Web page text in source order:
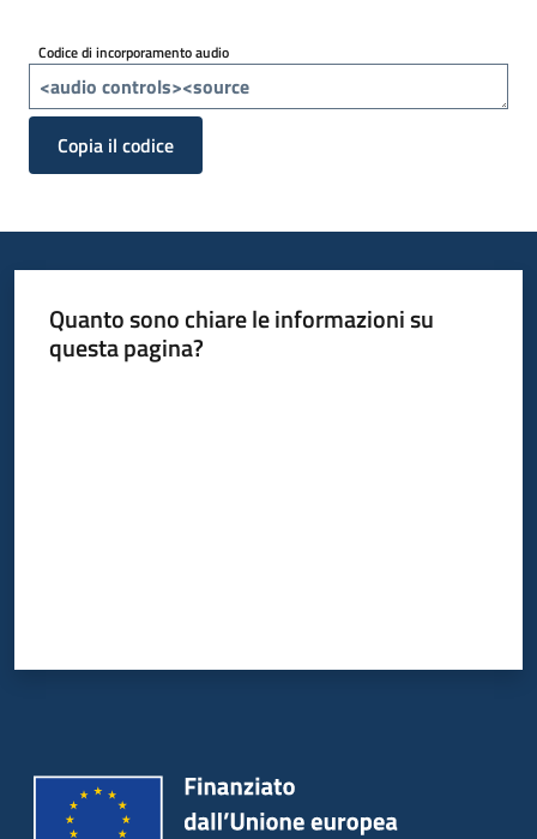
Codice di incorporamento audio
Copia il codice
Quanto sono chiare le informazioni su
questa pagina?